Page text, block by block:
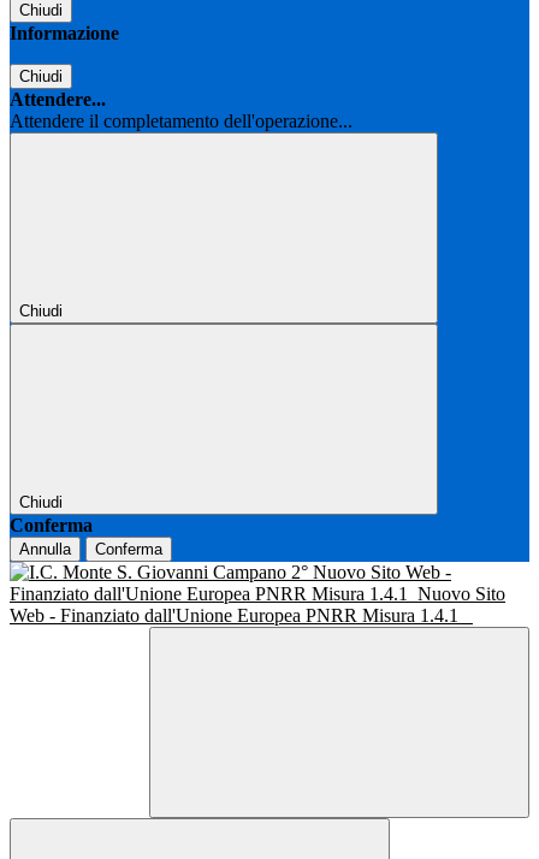
Chiudi
Informazione
Chiudi
Attendere...
Attendere il completamento dell'operazione...
Chiudi
Chiudi
Conferma
Annulla Conferma
Nuovo Sito Web -
Finanziato dall'Unione Europea PNRR Misura 1.4.1
Nuovo Sito
Web - Finanziato dall'Unione Europea PNRR Misura 1.4.1